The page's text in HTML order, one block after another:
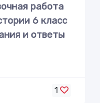
работа
6 класс
и ответы
1